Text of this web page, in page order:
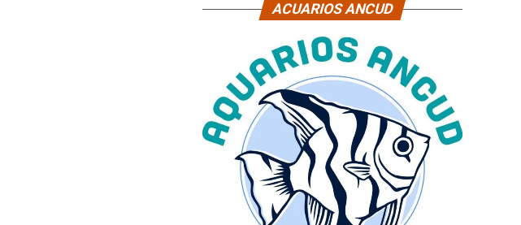
ACUARIOS ANCUD